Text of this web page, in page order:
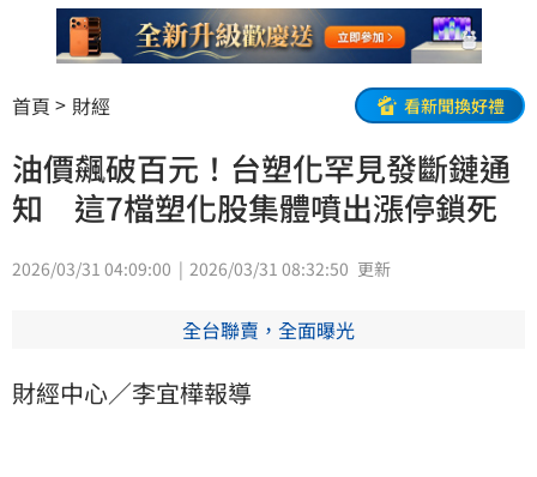
首頁 財經 看新聞換好禮
油價飆破百元！台塑化罕見發斷鏈通
知 這7檔塑化股集體噴出漲停鎖死
2026/03/31 04:09:00 2026/03/31 08:32:50 更新
全台聯賣，全面曝光
財經中心／李宜樺報導